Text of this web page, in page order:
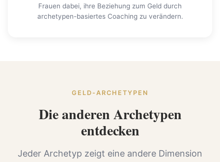
Frauen dabei, ihre Beziehung zum Geld durch
archetypen-basiertes Coaching zu verändern.
GELD-ARCHETYPEN
Die anderen Archetypen
entdecken
Jeder Archetyp zeigt eine andere Dimension